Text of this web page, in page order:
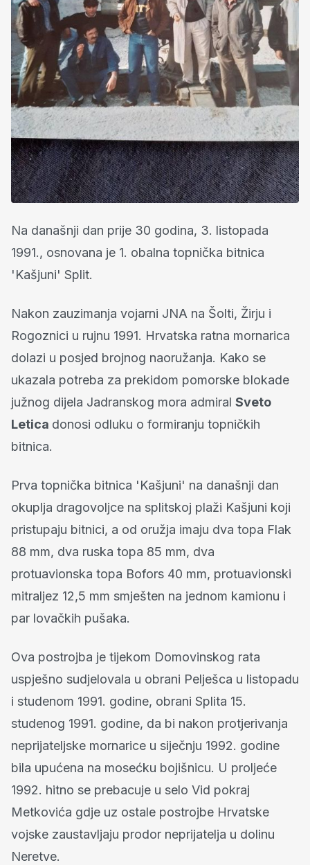
Na današnji dan prije 30 godina, 3. listopada
1991., osnovana je 1. obalna topnička bitnica
'Kašjuni' Split.
Nakon zauzimanja vojarni JNA na Šolti, Žirju i
Rogoznici u rujnu 1991. Hrvatska ratna mornarica
dolazi u posjed brojnog naoružanja. Kako se
ukazala potreba za prekidom pomorske blokade
južnog dijela Jadranskog mora admiral Sveto
Letica donosi odluku o formiranju topničkih
bitnica.
Prva topnička bitnica 'Kašjuni' na današnji dan
okuplja dragovoljce na splitskoj plaži Kašjuni koji
pristupaju bitnici, a od oružja imaju dva topa Flak
88 mm, dva ruska topa 85 mm, dva
protuavionska topa Bofors 40 mm, protuavionski
mitraljez 12,5 mm smješten na jednom kamionu i
par lovačkih pušaka.
Ova postrojba je tijekom Domovinskog rata
uspješno sudjelovala u obrani Pelješca u listopadu
i studenom 1991. godine, obrani Splita 15.
studenog 1991. godine, da bi nakon protjerivanja
neprijateljske mornarice u siječnju 1992. godine
bila upućena na mosećku bojišnicu. U proljeće
1992. hitno se prebacuje u selo Vid pokraj
Metkovića gdje uz ostale postrojbe Hrvatske
vojske zaustavljaju prodor neprijatelja u dolinu
Neretve.